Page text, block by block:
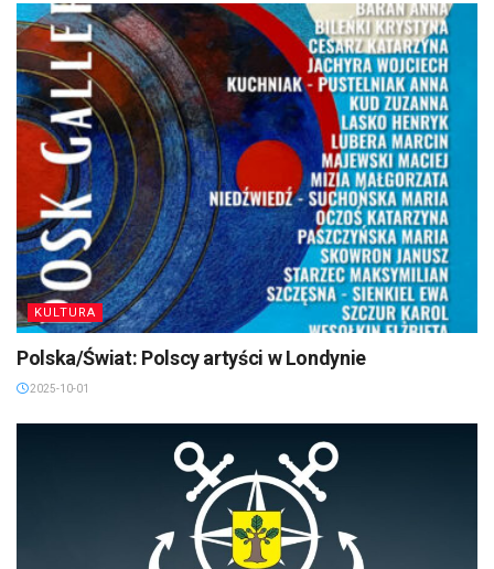
KULTURA
Polska/Świat: Polscy artyści w Londynie
2025-10-01